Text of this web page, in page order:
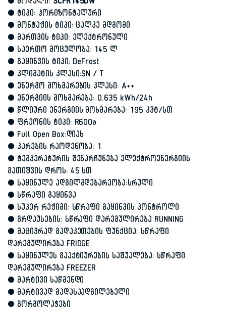
• მოდელი: SCFR145DW
• ტიპი: ჰორიზონტალური
• მონტაჟის ტიპი: ცალკე მდგომი
• მართვის ტიპი: ელექტრონული
• საერთო მოცულობა: 145 ლ
• გაყინვის ტიპი: DeFrost
• კლიმატის კლასი:SN / T
• ენერგო მოხმარების კლასი: A++
• ენერგიის მოხმარება: 0.635 kWh/24h
• წლიური ენერგიის მოხმარება: 195 კვტ/სთ
• ფრეონის ტიპი: R600a
• Full Open Box:დიახ
• კარების რაოდენობა: 1
• ტემპერატურის შენარჩუნება ელექტროენერგიის
გათიშვის დროს: 45 სთ
• საყინულე ადგილმდებარეობა:სრული
• სწრაფი გაყინვა
• სუპერ რეჟიმი: სწრაფი გაყინვის კონტროლი
• გრდაუსების: სწრაფი დარეგულირება RUNNING
• მაცივრად გადაკეთების ფუნქცია: სწრაფი
დარეგულირება FRIDGE
• საყინულეს გააქტიურების საშუალება: სწრაფი
დარეგულირება FREEZER
• მარტივი საწმენდი
• მარტივად გადასაადგილებელი
• გორგოლაჭები